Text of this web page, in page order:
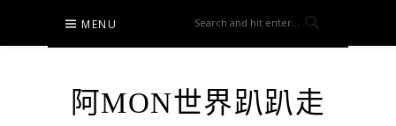
content
MENU
阿MON世界趴趴走